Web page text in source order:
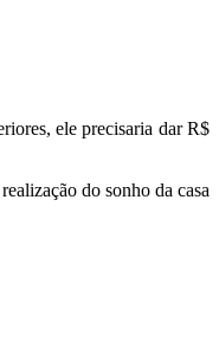
ele precisaria dar R$
do sonho da casa